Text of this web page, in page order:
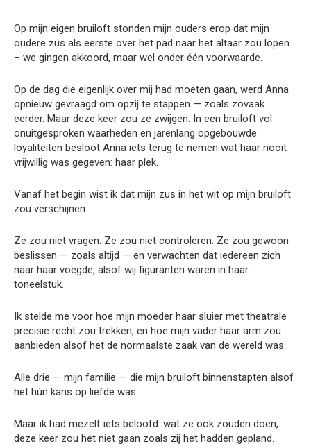
Op mijn eigen bruiloft stonden mijn ouders erop dat mijn
oudere zus als eerste over het pad naar het altaar zou lopen
– we gingen akkoord, maar wel onder één voorwaarde.
Op de dag die eigenlijk over mij had moeten gaan, werd Anna
opnieuw gevraagd om opzij te stappen — zoals zovaak
eerder. Maar deze keer zou ze zwijgen. In een bruiloft vol
onuitgesproken waarheden en jarenlang opgebouwde
loyaliteiten besloot Anna iets terug te nemen wat haar nooit
vrijwillig was gegeven: haar plek.
Vanaf het begin wist ik dat mijn zus in het wit op mijn bruiloft
zou verschijnen.
Ze zou niet vragen. Ze zou niet controleren. Ze zou gewoon
beslissen — zoals altijd — en verwachten dat iedereen zich
naar haar voegde, alsof wij figuranten waren in haar
toneelstuk.
Ik stelde me voor hoe mijn moeder haar sluier met theatrale
precisie recht zou trekken, en hoe mijn vader haar arm zou
aanbieden alsof het de normaalste zaak van de wereld was.
Alle drie — mijn familie — die mijn bruiloft binnenstapten alsof
het hún kans op liefde was.
Maar ik had mezelf iets beloofd: wat ze ook zouden doen,
deze keer zou het niet gaan zoals zij het hadden gepland.